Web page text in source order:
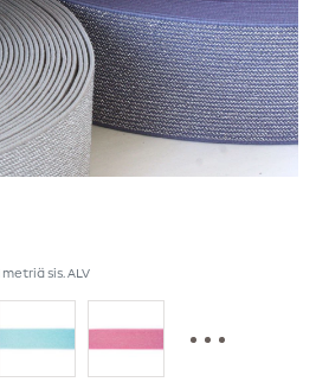
metriäsis. ALV